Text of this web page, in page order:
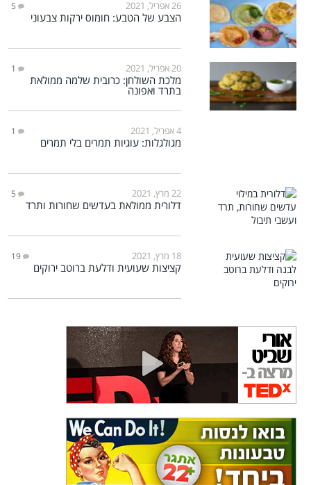
26 אפריל, 2021 5
הצבע של הטבע: חומוס ירקות צבעוני
20 אפריל, 2021 1
מלכת השולחן: כרובית שלמה ממולאת
בתרד ואפונה
4 אפריל, 2021 1
מגולגלות: עוגיות תמרים בלי תמרים
22 מרץ, 2021 5
דלורית ממולאת בעדשים שחורות ותרד
18 מרץ, 2021 19
קציצות שעועית ודלעת ברוטב ירוקים